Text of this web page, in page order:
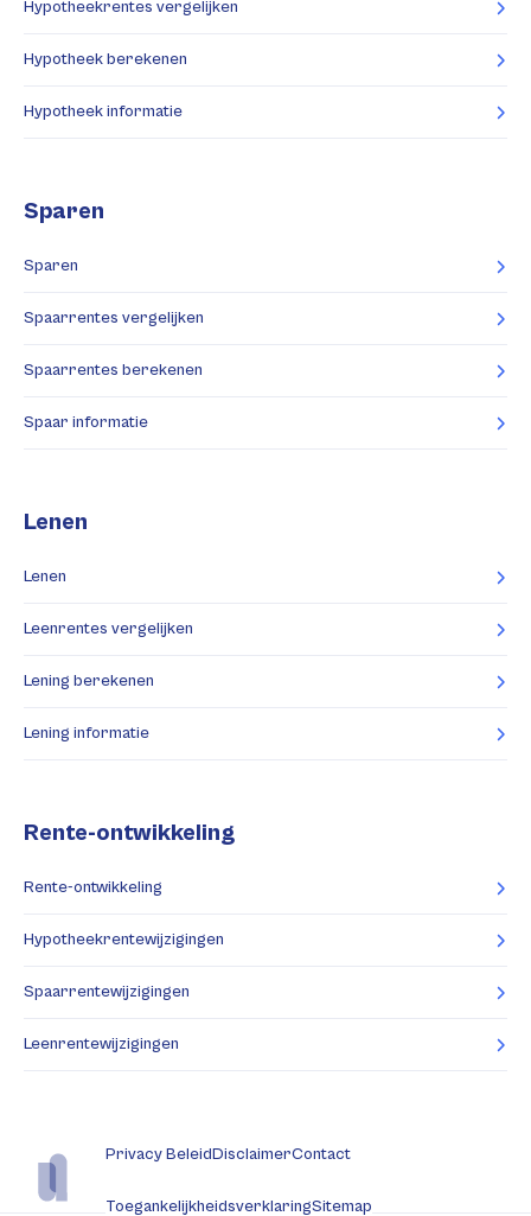
Hypotheekrentes vergelijken
Hypotheek berekenen
Hypotheek informatie
Sparen
Sparen
Spaarrentes vergelijken
Spaarrentes berekenen
Spaar informatie
Lenen
Lenen
Leenrentes vergelijken
Lening berekenen
Lening informatie
Rente-ontwikkeling
Rente-ontwikkeling
Hypotheekrentewijzigingen
Spaarrentewijzigingen
Leenrentewijzigingen
Privacy BeleidDisclaimerContact
ToegankelijkheidsverklaringSitemap